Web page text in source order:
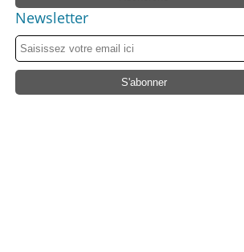
Newsletter